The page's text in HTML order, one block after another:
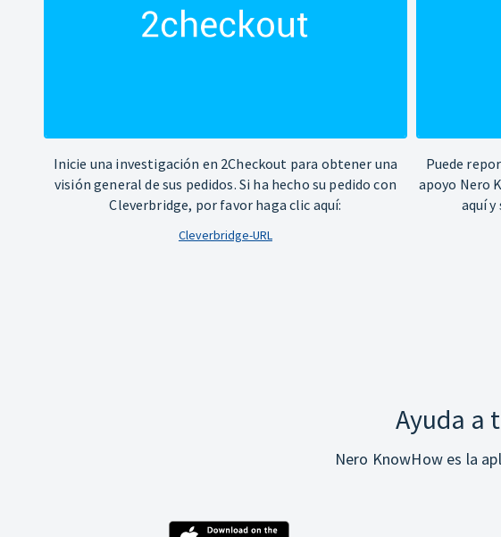
Inicie una investigación en 2Checkout para obtener una
visión general de sus pedidos. Si ha hecho su pedido con
Cleverbridge, por favor haga clic aquí:
Cleverbridge-URL
Puede
apoyo Nero
aquí
Ayuda a
Nero KnowHow es la